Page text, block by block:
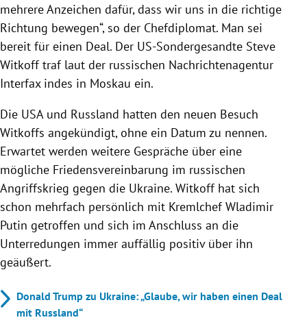
mehrere Anzeichen dafür, dass wir uns in die richtige
Richtung bewegen“, so der Chefdiplomat. Man sei
bereit für einen Deal. Der US-Sondergesandte Steve
Witkoff traf laut der russischen Nachrichtenagentur
Interfax indes in Moskau ein.
Die USA und Russland hatten den neuen Besuch
Witkoffs angekündigt, ohne ein Datum zu nennen.
Erwartet werden weitere Gespräche über eine
mögliche Friedensvereinbarung im russischen
Angriffskrieg gegen die Ukraine. Witkoff hat sich
schon mehrfach persönlich mit Kremlchef Wladimir
Putin getroffen und sich im Anschluss an die
Unterredungen immer auffällig positiv über ihn
geäußert.
Donald Trump zu Ukraine: „Glaube, wir haben einen Deal
mit Russland“